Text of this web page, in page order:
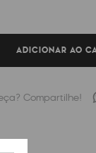
ADICIONAR AO